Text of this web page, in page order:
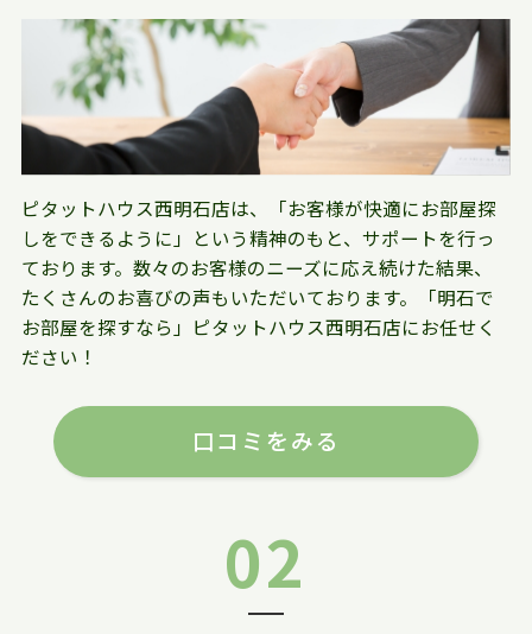
ピタットハウス西明石店は、「お客様が快適にお部屋探
しをできるように」という精神のもと、サポートを行っ
ております。数々のお客様のニーズに応え続けた結果、
たくさんのお喜びの声もいただいております。「明石で
お部屋を探すなら」ピタットハウス西明石店にお任せく
ださい！
口コミをみる
02